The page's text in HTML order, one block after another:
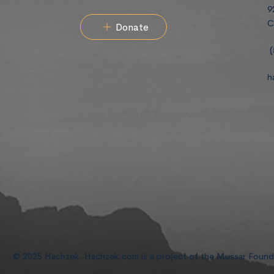
Donate
© 2025 Hachzek. Hachzek.com is a project of the Mussar